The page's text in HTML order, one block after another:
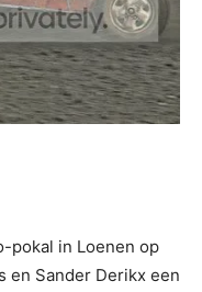
pokal in Loenen op
en Sander Derikx een